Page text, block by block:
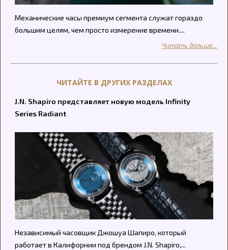
Механические часы премиум сегмента служат гораздо
большим целям, чем просто измерение времени....
Читать дальше...
ЧИТАЙТЕ В ДРУГИХ РАЗДЕЛАХ
J.N. Shapiro представляет новую модель Infinity
Series Radiant
Независимый часовщик Джошуа Шапиро, который
работает в Калифорнии под брендом J.N. Shapiro,...